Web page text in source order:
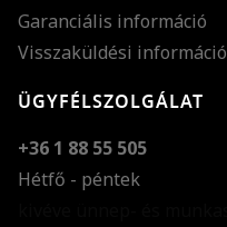
Garanciális információ
Visszaküldési információ
ÜGYFÉLSZOLGÁLAT
+36 1 88 55 505
Hétfő - péntek